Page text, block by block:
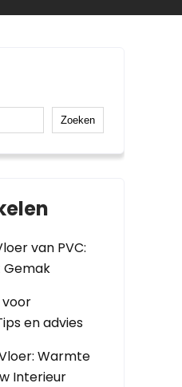
Zoeken
van PVC:
Gemak
voor
en advies
Warmte
Interieur